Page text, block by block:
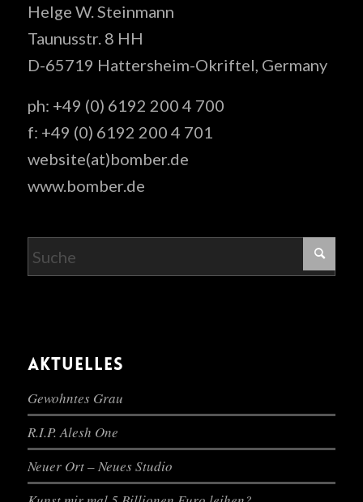
Helge W. Steinmann
Taunusstr. 8 HH
D-65719 Hattersheim-Okriftel, Germany
ph: +49 (0) 6192 200 4 700
f: +49 (0) 6192 200 4 701
website(at)bomber.de
www.bomber.de
AKTUELLES
Gewohntes Grau
R.I.P. Alesh One
Neuer Ort – Neues Studio